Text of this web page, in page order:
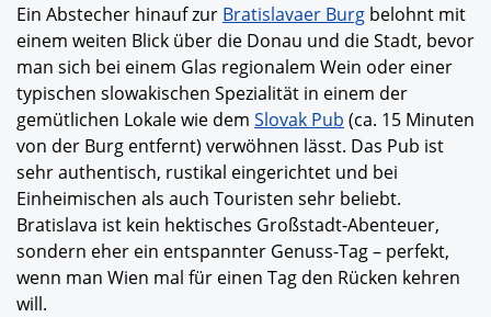
Ein Abstecher hinauf zur Bratislavaer Burg belohnt mit
einem weiten Blick über die Donau und die Stadt, bevor
man sich bei einem Glas regionalem Wein oder einer
typischen slowakischen Spezialität in einem der
gemütlichen Lokale wie dem Slovak Pub (ca. 15 Minuten
von der Burg entfernt) verwöhnen lässt. Das Pub ist
sehr authentisch, rustikal eingerichtet und bei
Einheimischen als auch Touristen sehr beliebt.
Bratislava ist kein hektisches Großstadt-Abenteuer,
sondern eher ein entspannter Genuss-Tag – perfekt,
wenn man Wien mal für einen Tag den Rücken kehren
will.